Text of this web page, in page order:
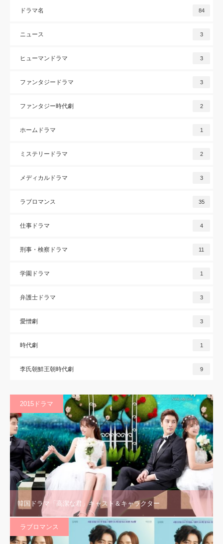
ドラマ名 84
ニュース 3
ヒューマンドラマ 3
ファンタジードラマ 3
ファンタジー時代劇 2
ホームドラマ 1
ミステリードラマ 2
メディカルドラマ 3
ラブロマンス 35
仕事ドラマ 4
刑事・検察ドラマ 11
学園ドラマ 1
弁護士ドラマ 3
愛憎劇 3
時代劇 1
李氏朝鮮王朝時代劇 9
2015ドラマ
韓国ドラマ「高潔な君」キャスト＆キャラクター
ラブロマンス